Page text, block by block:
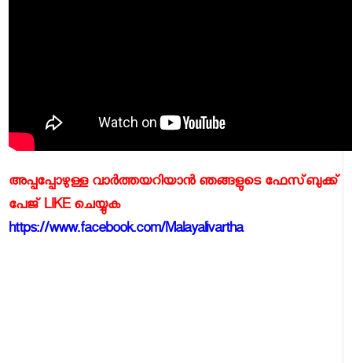
അപ്പപ്പോഴുള്ള വാര്‍ത്തയറിയാന്‍ ഞങ്ങളുടെ ഫേസ്‌ബുക്ക്‌
പേജ് LIKE ചെയ്യുക
https://www.facebook.com/Malayalivartha